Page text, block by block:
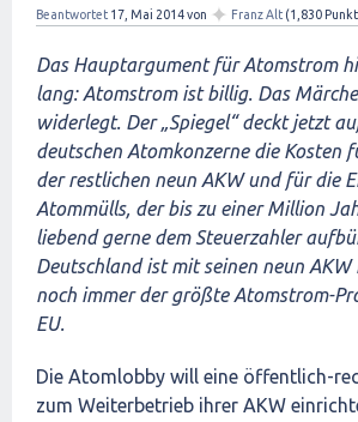
Beantwortet 17, Mai 2014von ✦ Franz Alt (1,830
Das Hauptargument für Atomstrom
lang: Atomstrom ist billig. Das
widerlegt. Der „Spiegel“ deckt jetzt
deutschen Atomkonzerne die Kosten
der restlichen neun AKW und für die
Atommülls, der bis zu einer Million
liebend gerne dem Steuerzahler
Deutschland ist mit seinen neun AKW
noch immer der größte Atomstrom-
EU.
Die Atomlobby will eine öffentlich-
zum Weiterbetrieb ihrer AKW